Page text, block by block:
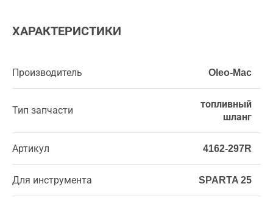
ХАРАКТЕРИСТИКИ
Производитель Oleo-Mac
Тип запчасти
топливный
шланг
Артикул 4162-297R
Для инструмента SPARTA 25